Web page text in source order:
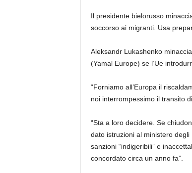
Il presidente bielorusso
soccorso ai migranti. Usa
Aleksandr Lukashenko
(Yamal Europe) se l’Ue
“Forniamo all’Europa il
noi interrompessimo il transito
“Sta a loro decidere. Se
dato istruzioni al ministero
sanzioni “indigeribili” e
concordato circa un anno fa”.